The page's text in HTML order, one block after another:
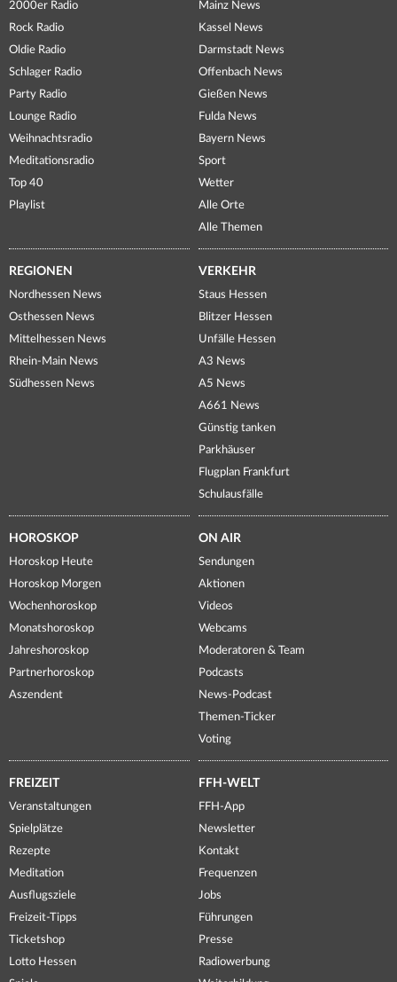
2000er Radio
Rock Radio
Oldie Radio
Schlager Radio
Party Radio
Lounge Radio
Weihnachtsradio
Meditationsradio
Top 40
Playlist
Mainz News
Kassel News
Darmstadt News
Offenbach News
Gießen News
Fulda News
Bayern News
Sport
Wetter
Alle Orte
Alle Themen
REGIONEN
Nordhessen News
Osthessen News
Mittelhessen News
Rhein-Main News
Südhessen News
VERKEHR
Staus Hessen
Blitzer Hessen
Unfälle Hessen
A3 News
A5 News
A661 News
Günstig tanken
Parkhäuser
Flugplan Frankfurt
Schulausfälle
HOROSKOP
Horoskop Heute
Horoskop Morgen
Wochenhoroskop
Monatshoroskop
Jahreshoroskop
Partnerhoroskop
Aszendent
ON AIR
Sendungen
Aktionen
Videos
Webcams
Moderatoren & Team
Podcasts
News-Podcast
Themen-Ticker
Voting
FREIZEIT
Veranstaltungen
Spielplätze
Rezepte
Meditation
Ausflugsziele
Freizeit-Tipps
Ticketshop
Lotto Hessen
FFH-WELT
FFH-App
Newsletter
Kontakt
Frequenzen
Jobs
Führungen
Presse
Radiowerbung